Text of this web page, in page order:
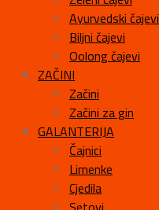
Ayurvedski čajevi
Biljni čajevi
Oolong čajevi
ZAČINI
Začini
Začini za gin
GALANTERIJA
Čajnici
Limenke
Cjedila